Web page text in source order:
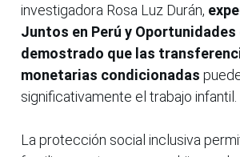
investigadora Rosa Luz Durán,
Juntos en Perú y Oportunidades
demostrado que las
monetarias condicionadas
significativamente el trabajo infantil.
La protección social inclusiva